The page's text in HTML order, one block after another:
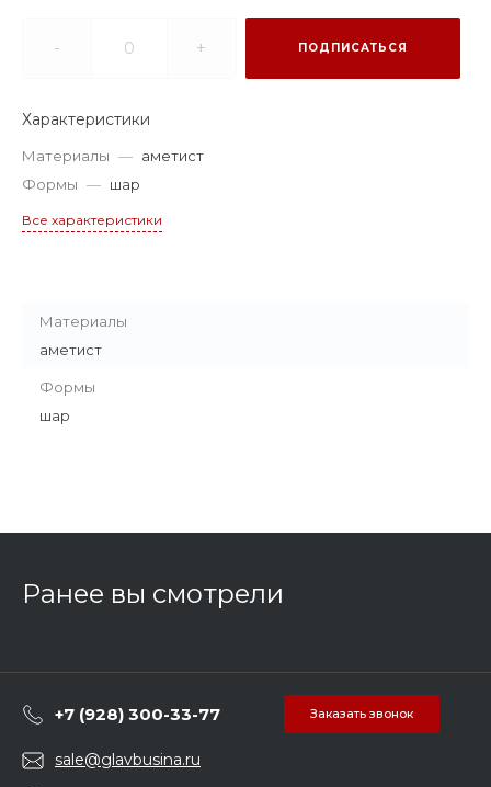
- + ПОДПИСАТЬСЯ
Характеристики
Материалы — аметист
Формы — шар
Все характеристики
Материалы
аметист
Формы
шар
Ранее вы смотрели
+7 (928) 300-33-77 Заказать звонок
sale@glavbusina.ru